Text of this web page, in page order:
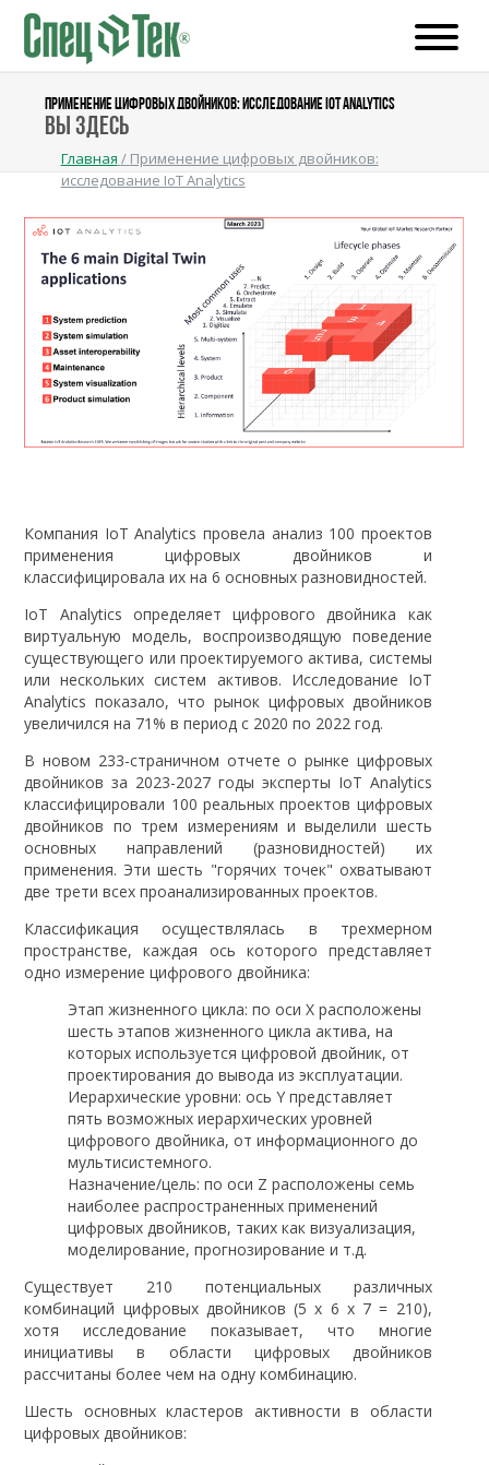
ПРИМЕНЕНИЕ ЦИФРОВЫХ ДВОЙНИКОВ: ИССЛЕДОВАНИЕ IOT ANALYTICS
Вы здесь
Главная / Применение цифровых двойников:
исследование IoT Analytics
Компания IoT Analytics провела анализ 100 проектов
применения цифровых двойников и
классифицировала их на 6 основных разновидностей.
IoT Analytics определяет цифрового двойника как
виртуальную модель, воспроизводящую поведение
существующего или проектируемого актива, системы
или нескольких систем активов. Исследование IoT
Analytics показало, что рынок цифровых двойников
увеличился на 71% в период с 2020 по 2022 год.
В новом 233-страничном отчете о рынке цифровых
двойников за 2023-2027 годы эксперты IoT Analytics
классифицировали 100 реальных проектов цифровых
двойников по трем измерениям и выделили шесть
основных направлений (разновидностей) их
применения. Эти шесть "горячих точек" охватывают
две трети всех проанализированных проектов.
Классификация осуществлялась в трехмерном
пространстве, каждая ось которого представляет
одно измерение цифрового двойника:
Этап жизненного цикла: по оси X расположены
шесть этапов жизненного цикла актива, на
которых используется цифровой двойник, от
проектирования до вывода из эксплуатации.
Иерархические уровни: ось Y представляет
пять возможных иерархических уровней
цифрового двойника, от информационного до
мультисистемного.
Назначение/цель: по оси Z расположены семь
наиболее распространенных применений
цифровых двойников, таких как визуализация,
моделирование, прогнозирование и т.д.
Существует 210 потенциальных различных
комбинаций цифровых двойников (5 x 6 x 7 = 210),
хотя исследование показывает, что многие
инициативы в области цифровых двойников
рассчитаны более чем на одну комбинацию.
Шесть основных кластеров активности в области
цифровых двойников: